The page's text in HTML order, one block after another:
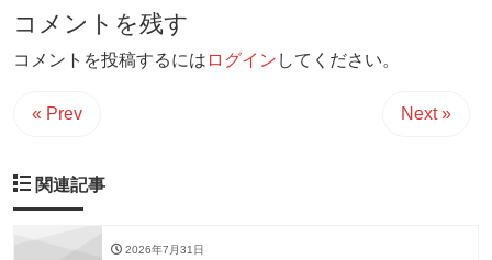
コメントを残す
コメントを投稿するには ログイン してください。
« Prev Next »
関連記事
2026年7月31日